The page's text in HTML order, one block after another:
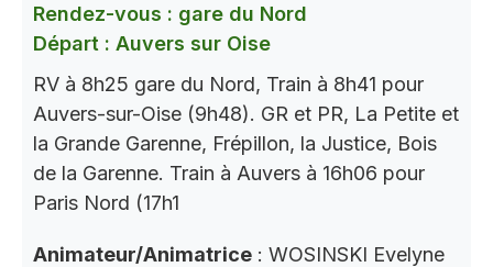
Rendez-vous : gare du Nord
Départ : Auvers sur Oise
RV à 8h25 gare du Nord, Train à 8h41 pour
Auvers-sur-Oise (9h48). GR et PR, La Petite et
la Grande Garenne, Frépillon, la Justice, Bois
de la Garenne. Train à Auvers à 16h06 pour
Paris Nord (17h1
Animateur/Animatrice : WOSINSKI Evelyne